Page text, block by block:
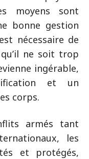
moyens sont
bonne gestion
nécessaire de
ne soit trop
ingérable,
et un
corps.
armés tant
les
et protégés,